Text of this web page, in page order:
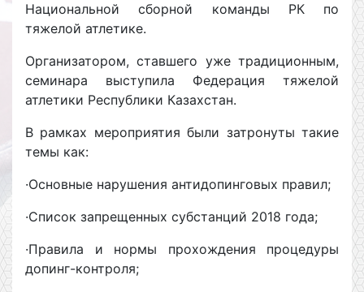
Национальной сборной команды РК по
тяжелой атлетике.
Организатором, ставшего уже традиционным,
семинара выступила Федерация тяжелой
атлетики Республики Казахстан.
В рамках мероприятия были затронуты такие
темы как:
·Основные нарушения антидопинговых правил;
·Список запрещенных субстанций 2018 года;
·Правила и нормы прохождения процедуры
допинг-контроля;